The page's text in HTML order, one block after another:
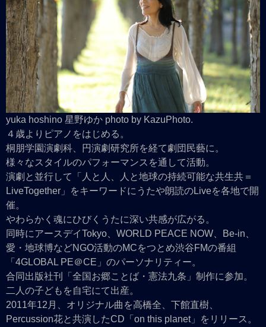
yuka hoshino 星野ゆか photo by KazuPhoto.
４歳よりピアノをはじめる。
桐朋学園演劇科、円演劇研究所を経て劇団民藝に。
様々なスタイルのパフォーマンスを通して活動。
演劇と並行して「人と人、人と地球の持続可能な共生共＝
LiveTogether」をキーワードにうたや朗読のLiveを各地で開
催。
やわらかく魂にひびくうたに深い共感が広がる。
同時にアースデイTokyo、WORLD PEACE NOW、Be-in、
愛・地球博などNGO活動のMCをつとめ渋谷FMの番組
「4GLOBAL PE＠CE」のパーソナリティー。
合同出版社刊「全国お郷ことば・憲法九条」制作に参加。
二人の子どもを自宅にて出産。
2011年12月、オリジナル曲を高橋全、下館直樹、
Percussion花と共演したCD「on this planet」をリリース。